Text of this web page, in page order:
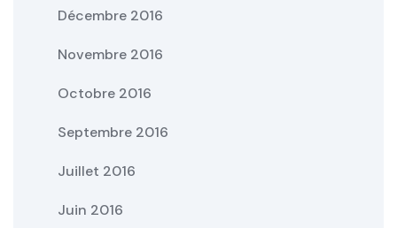
Décembre 2016
Novembre 2016
Octobre 2016
Septembre 2016
Juillet 2016
Juin 2016